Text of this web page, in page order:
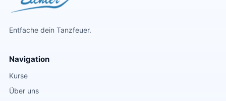
Entfache dein Tanzfeuer.
Navigation
Kurse
Über uns